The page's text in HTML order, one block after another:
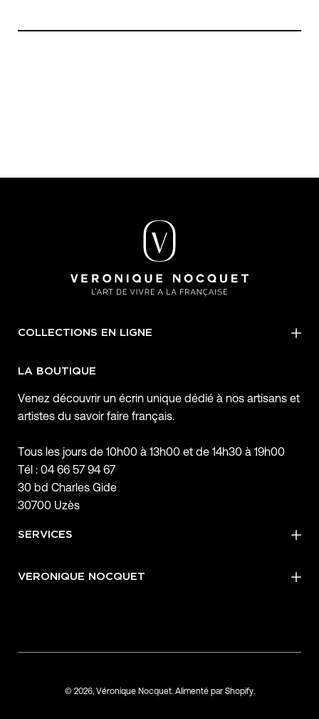
COLLECTIONS EN LIGNE
LA BOUTIQUE
Venez découvrir un écrin unique dédié à nos artisans et
artistes du savoir faire français.
Tous les jours de 10h00 à 13h00 et de 14h30 à 19h00
Tél : 04 66 57 94 67
30 bd Charles Gide
30700 Uzès
SERVICES
VERONIQUE NOCQUET
© 2026, Véronique Nocquet. Alimenté par Shopify.